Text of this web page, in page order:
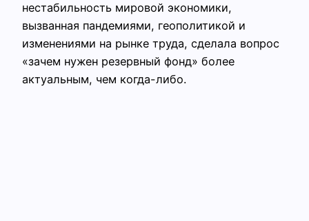
нестабильность мировой экономики,
вызванная пандемиями, геополитикой и
изменениями на рынке труда, сделала вопрос
«зачем нужен резервный фонд» более
актуальным, чем когда-либо.